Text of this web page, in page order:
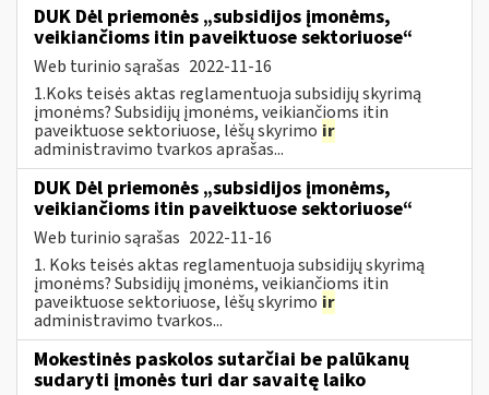
DUK Dėl priemonės „subsidijos įmonėms,
veikiančioms itin paveiktuose sektoriuose“
Web turinio sąrašas 2022-11-16
1.Koks teisės aktas reglamentuoja subsidijų skyrimą
įmonėms? Subsidijų įmonėms, veikiančioms itin
paveiktuose sektoriuose, lėšų skyrimo ir
administravimo tvarkos aprašas...
DUK Dėl priemonės „subsidijos įmonėms,
veikiančioms itin paveiktuose sektoriuose“
Web turinio sąrašas 2022-11-16
1. Koks teisės aktas reglamentuoja subsidijų skyrimą
įmonėms? Subsidijų įmonėms, veikiančioms itin
paveiktuose sektoriuose, lėšų skyrimo ir
administravimo tvarkos...
Mokestinės paskolos sutarčiai be palūkanų
sudaryti įmonės turi dar savaitę laiko